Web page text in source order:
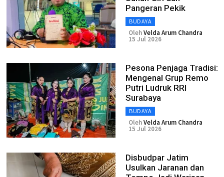
Pangeran Pekik
BUDAYA
OlehVelda Arum Chandra
15 Jul 2026
Pesona Penjaga Tradisi:
Mengenal Grup Remo
Putri Ludruk RRI
Surabaya
BUDAYA
OlehVelda Arum Chandra
15 Jul 2026
Disbudpar Jatim
Usulkan Jaranan dan